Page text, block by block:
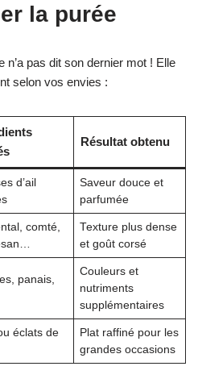
la purée
n’a pas dit son dernier mot ! Elle
selon vos envies :
Résultat obtenu
d’ail
Saveur douce et
parfumée
comté,
Texture plus dense
et goût corsé
panais,
Couleurs et
nutriments
supplémentaires
éclats de
Plat raffiné pour les
grandes occasions